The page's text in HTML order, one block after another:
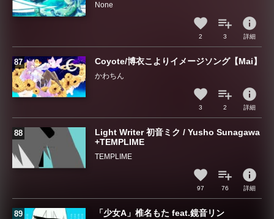
None
2 3
info
詳細
Coyote/博衣こよりイメージソング【Mai】
かわちん
3 2
info
詳細
Light Writer 初音ミク / Yusho Sunagawa
+TEMPLIME
TEMPLIME
97 76
info
詳細
「少女A」椎名もた feat.鏡音リン